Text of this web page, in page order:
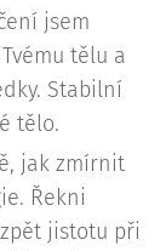
jsem
tělu a
Stabilní
tělo.
jak zmírnit
Řekni
jistotu při